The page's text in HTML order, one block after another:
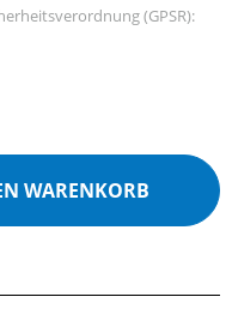
(GPSR):
gewünschten
WARENKORB